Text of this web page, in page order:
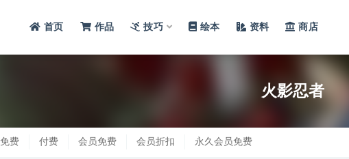
首页 作品 技巧 绘本 资料 商店
火影忍者
免费 付费 会员免费 会员折扣 永久会员免费